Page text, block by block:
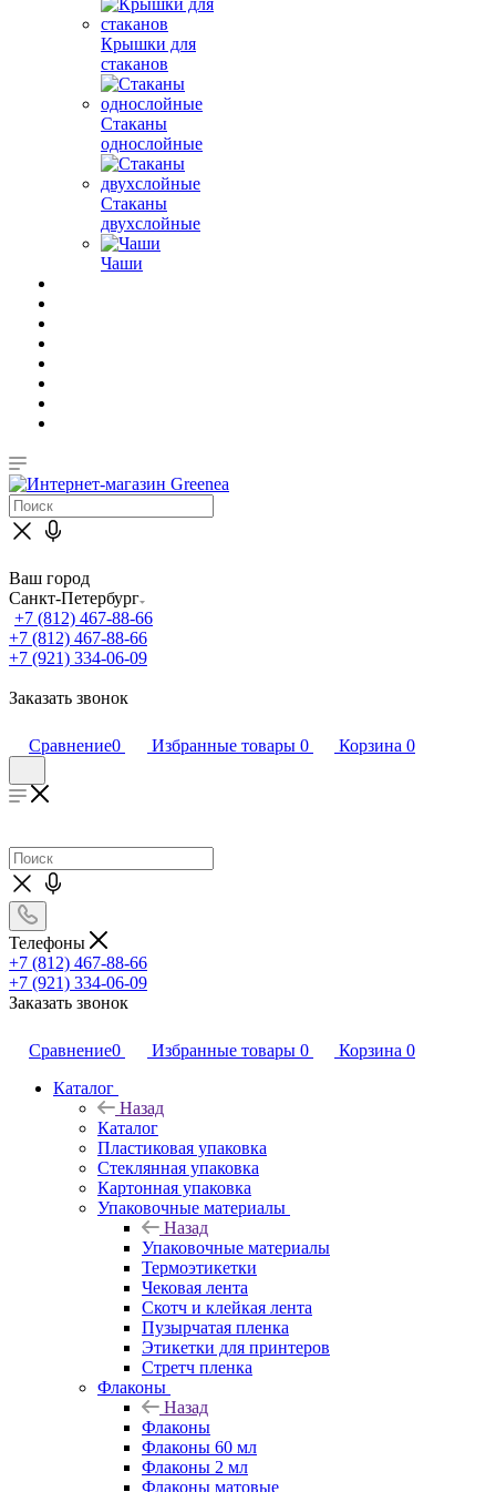
Крышки для
стаканов
Стаканы
однослойные
Стаканы
двухслойные
Чаши
Ваш город
Санкт-Петербург
+7 (812) 467-88-66
+7 (812) 467-88-66
+7 (921) 334-06-09
Заказать звонок
Сравнение0 Избранные товары 0 Корзина 0
Телефоны
+7 (812) 467-88-66
+7 (921) 334-06-09
Заказать звонок
Сравнение0 Избранные товары 0 Корзина 0
Каталог
Назад
Каталог
Пластиковая упаковка
Стеклянная упаковка
Картонная упаковка
Упаковочные материалы
Назад
Упаковочные материалы
Термоэтикетки
Чековая лента
Скотч и клейкая лента
Пузырчатая пленка
Этикетки для принтеров
Стретч пленка
Флаконы
Назад
Флаконы
Флаконы 60 мл
Флаконы 2 мл
Флаконы матовые